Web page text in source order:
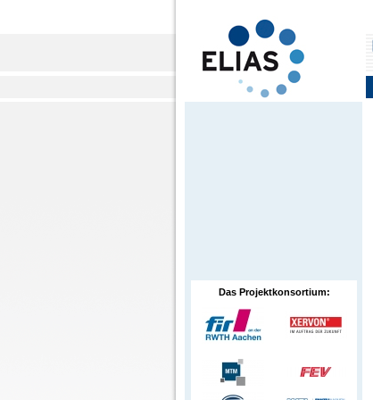
Das Projektkonsortium: